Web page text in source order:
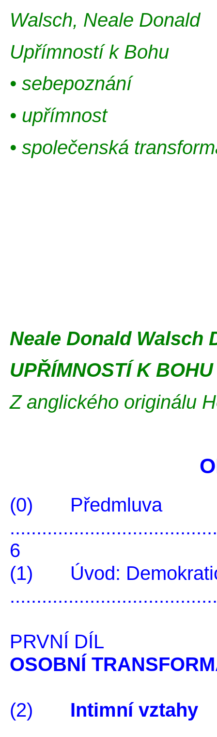
Walsch, Neale Donald
Upřímností k Bohu
• sebepoznání
• upřímnost
• společenská
Neale Donald Walsch
UPŘÍMNOSTÍ K BOHU
Z anglického originálu
(0) Předmluva
6
(1) Úvod:
PRVNÍ DÍL
OSOBNÍ
(2) Intimní vztahy